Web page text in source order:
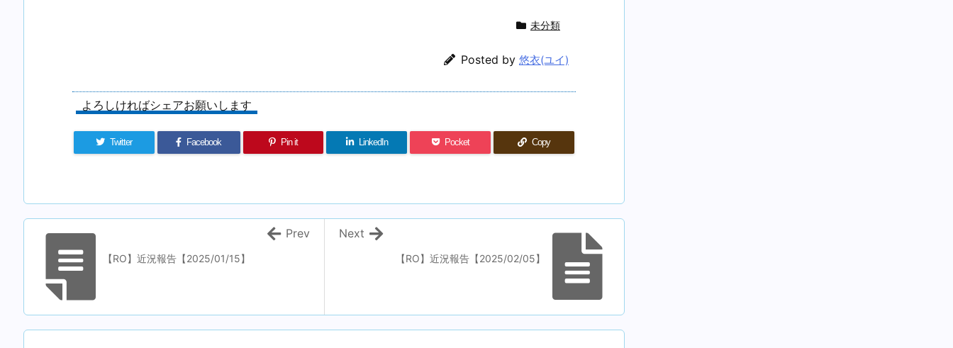
未分類
Posted by 悠衣(ユイ)
よろしければシェアお願いします
Twitter Facebook Pin it LinkedIn Pocket Copy
【RO】近況報告【2025/02/05】
Next
【RO】近況報告【2025/01/15】
Prev